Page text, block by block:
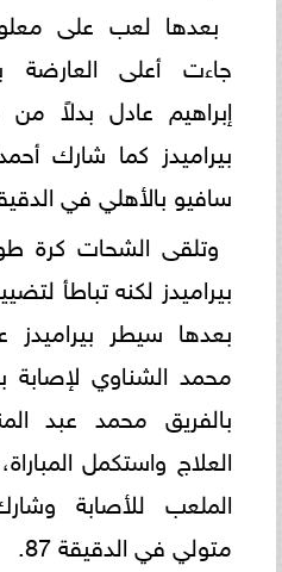
بعدها لعب على
جاءت أعلى العارضة
إبراهيم عادل
بيراميدز كما شارك
سافيو بالأهلي في
وتلقى الشحات كرة
بيراميدز لكنه تباطأ
بعدها سيطر بيراميدز
محمد الشناوي لإصابة
بالفريق محمد عبد
العلاج واستكمل
الملعب للأصابة
متولي في الدقيقة 87.